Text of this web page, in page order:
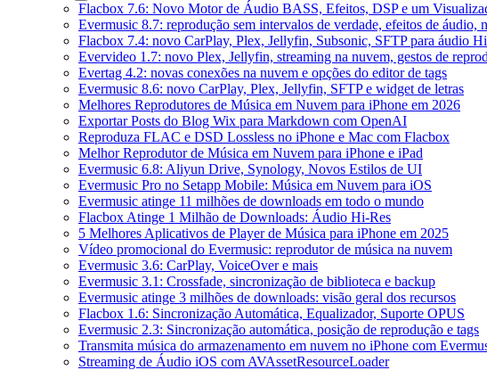
Flacbox 7.6: Novo Motor de Áudio BASS, Efeitos, DSP e um
Evermusic 8.7: reprodução sem intervalos de verdade, efeitos de áudio,
Flacbox 7.4: novo CarPlay, Plex, Jellyfin, Subsonic, SFTP para áudio
Evervideo 1.7: novo Plex, Jellyfin, streaming na nuvem, gestos de
Evertag 4.2: novas conexões na nuvem e opções do editor de tags
Evermusic 8.6: novo CarPlay, Plex, Jellyfin, SFTP e widget de letras
Melhores Reprodutores de Música em Nuvem para iPhone em 2026
Exportar Posts do Blog Wix para Markdown com OpenAI
Reproduza FLAC e DSD Lossless no iPhone e Mac com Flacbox
Melhor Reprodutor de Música em Nuvem para iPhone e iPad
Evermusic 6.8: Aliyun Drive, Synology, Novos Estilos de UI
Evermusic Pro no Setapp Mobile: Música em Nuvem para iOS
Evermusic atinge 11 milhões de downloads em todo o mundo
Flacbox Atinge 1 Milhão de Downloads: Áudio Hi-Res
5 Melhores Aplicativos de Player de Música para iPhone em 2025
Vídeo promocional do Evermusic: reprodutor de música na nuvem
Evermusic 3.6: CarPlay, VoiceOver e mais
Evermusic 3.1: Crossfade, sincronização de biblioteca e backup
Evermusic atinge 3 milhões de downloads: visão geral dos recursos
Flacbox 1.6: Sincronização Automática, Equalizador, Suporte OPUS
Evermusic 2.3: Sincronização automática, posição de reprodução e tags
Transmita música do armazenamento em nuvem no iPhone com
Streaming de Áudio iOS com AVAssetResourceLoader